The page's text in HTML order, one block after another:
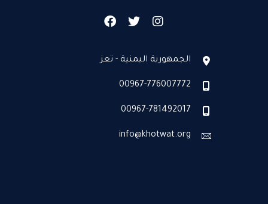
الجمهورية اليمنية - تعز
00967-776007772
00967-781492017
info@khotwat.org